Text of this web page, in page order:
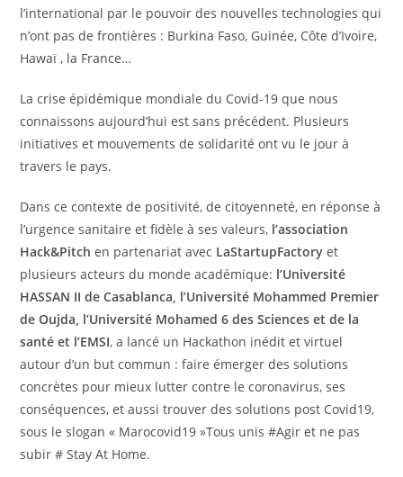
l’international par le pouvoir des nouvelles technologies qui
n’ont pas de frontières : Burkina Faso, Guinée, Côte d’Ivoire,
Hawaï , la France…
La crise épidémique mondiale du Covid-19 que nous
connaissons aujourd’hui est sans précédent. Plusieurs
initiatives et mouvements de solidarité ont vu le jour à
travers le pays.
Dans ce contexte de positivité, de citoyenneté, en réponse à
l’urgence sanitaire et fidèle à ses valeurs, l’association
Hack&Pitchen partenariat avec LaStartupFactoryet
plusieurs acteurs du monde académique: l’Université
HASSAN II de Casablanca, l’Université Mohammed Premier
de Oujda, l’Université Mohamed 6 des Sciences et de la
santé et l’EMSI, a lancé un Hackathon inédit et virtuel
autour d’un but commun : faire émerger des solutions
concrètes pour mieux lutter contre le coronavirus, ses
conséquences, et aussi trouver des solutions post Covid19,
sous le slogan « Marocovid19 »Tous unis #Agir et ne pas
subir # Stay At Home.